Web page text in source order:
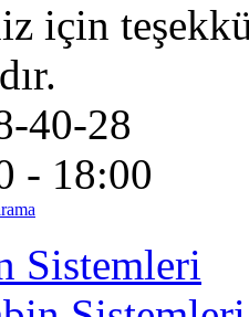
için
40-28
- 18:00
Sistemleri